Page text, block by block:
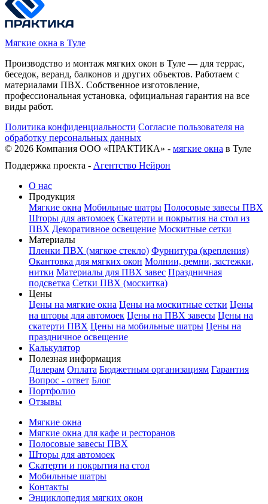
Мягкие окна в Туле
Производство и монтаж мягких окон в Туле — для террас,
беседок, веранд, балконов и других объектов. Работаем с
материалами ПВХ. Собственное изготовление,
профессиональная установка, официальная гарантия на все
виды работ.
Политика конфиденциальности Согласие пользователя на
обработку персональных данных
© 2026 Компания ООО «ПРАКТИКА» - мягкие окна в Туле
Поддержка проекта - Агентство Нейрон
О нас
Продукция
Мягкие окна Мобильные шатры Полосовые завесы ПВХ
Шторы для автомоек Скатерти и покрытия на стол из
ПВХ Декоративное освещение Москитные сетки
Материалы
Пленки ПВХ (мягкое стекло) Фурнитура (крепления)
Окантовка для мягких окон Молнии, ремни, застежки,
нитки Материалы для ПВХ завес Праздничная
подсветка Сетки ПВХ (москитка)
Цены
Цены на мягкие окна Цены на москитные сетки Цены
на шторы для автомоек Цены на ПВХ завесы Цены на
скатерти ПВХ Цены на мобильные шатры Цены на
праздничное освещение
Калькулятор
Полезная информация
Дилерам Оплата Бюджетным организациям Гарантия
Вопрос - ответ Блог
Портфолио
Отзывы
Мягкие окна
Мягкие окна для кафе и ресторанов
Полосовые завесы ПВХ
Шторы для автомоек
Скатерти и покрытия на стол
Мобильные шатры
Контакты
Энциклопедия мягких окон